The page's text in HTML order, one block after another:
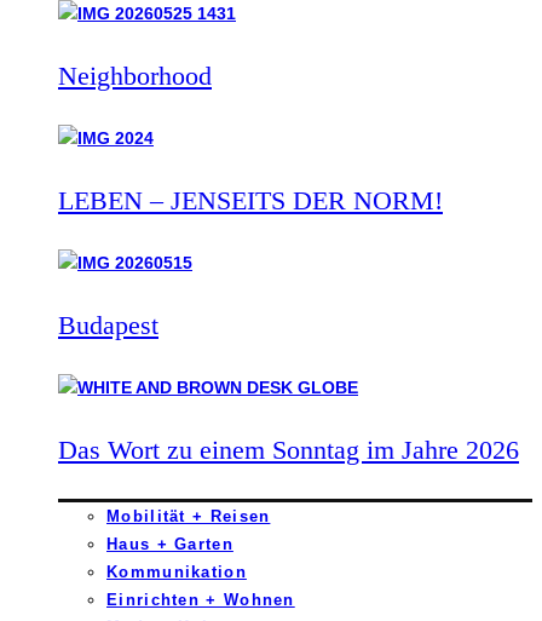
Neighborhood
LEBEN – JENSEITS DER NORM!
Budapest
Das Wort zu einem Sonntag im Jahre 2026
Mobilität + Reisen
Haus + Garten
Kommunikation
Einrichten + Wohnen